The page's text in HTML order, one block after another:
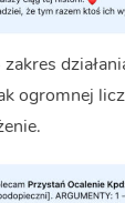
zakres
ogromnej